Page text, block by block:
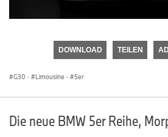
DOWNLOAD TEILEN
G30 · Limousine · 5er
Die neue BMW 5er Reihe,